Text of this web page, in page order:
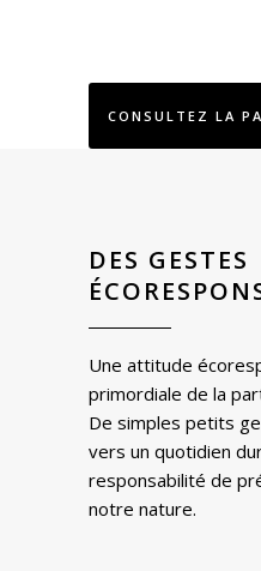
CONSULTEZ LA
DES GESTES
Une attitude
primordiale de la
De simples petits
vers un quotidien
responsabilité de
notre nature.